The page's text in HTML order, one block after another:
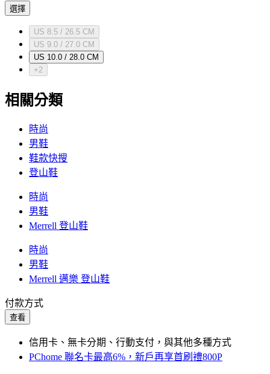
選擇
US 8.5 / 26.5 CM
US 9.0 / 27.0 CM
US 10.0 / 28.0 CM
+2
相關分類
時尚
男鞋
鞋款快搜
登山鞋
時尚
男鞋
Merrell 登山鞋
時尚
男鞋
Merrell 邁樂 登山鞋
付款方式
查看
信用卡、無卡分期、行動支付，與其他多種方式
PChome 聯名卡最高6%，新戶再享首刷禮800P